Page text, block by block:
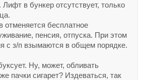
Лифт в бункер отсутствует, только
отменяется бесплатное
пенсия, отпуска. При этом
с з/п взымаются в общем порядке.
Ну, может, обливать
пачки сигарет? Издеваться, так